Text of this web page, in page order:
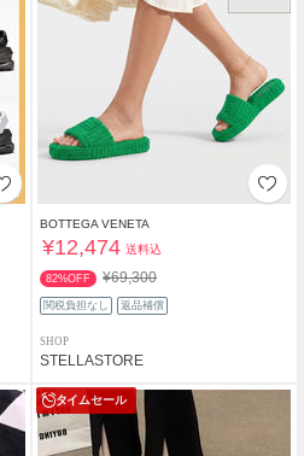
BOTTEGA VENETA
¥12,474 送料込
82%OFF ¥69,300
関税負担なし 返品補償
SHOP
STELLASTORE
タイムセール